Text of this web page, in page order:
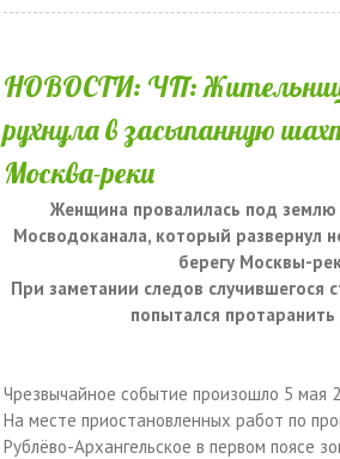
НОВОСТИ: ЧП:
рухнула в засыпанную
Москва-реки
Женщина провалилась под землю
Мосводоканала, который развернул
берегу Москвы-
При заметании следов случившегося
попытался
Чрезвычайное событие произошло 5 мая
На месте приостановленных работ по
Рублёво-Архангельское в первом поясе